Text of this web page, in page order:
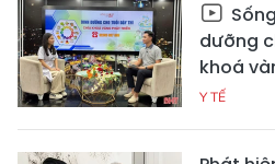
dưỡng
khoá
Y TẾ